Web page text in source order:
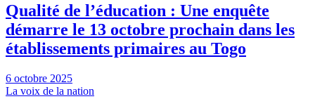
Qualité de l’éducation : Une enquête
démarre le 13 octobre prochain dans les
établissements primaires au Togo
6 octobre 2025
La voix de la nation